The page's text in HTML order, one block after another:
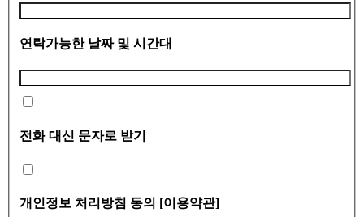
연락가능한 날짜 및 시간대
전화 대신 문자로 받기
개인정보 처리방침 동의 [이용약관]